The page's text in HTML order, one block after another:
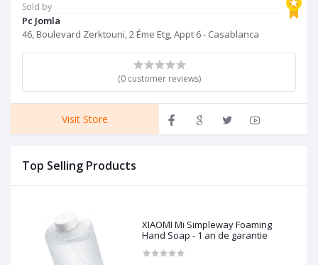
Sold by
Pc Jomla
46, Boulevard Zerktouni, 2 Éme Etg, Appt 6 - Casablanca
(0 customer reviews)
Visit Store
Top Selling Products
XIAOMI Mi Simpleway Foaming
Hand Soap - 1 an de garantie